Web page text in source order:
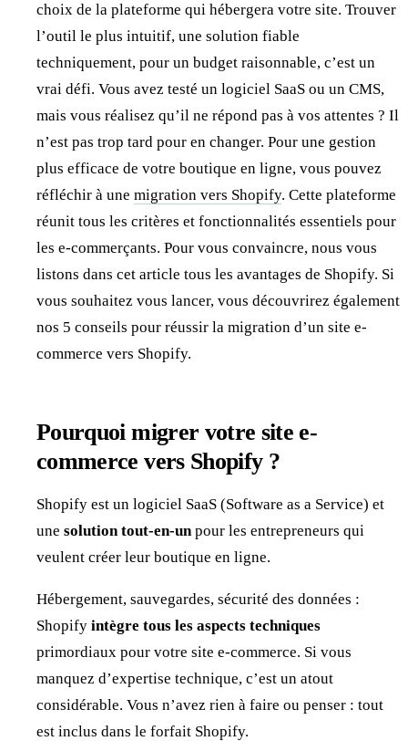
choix de la plateforme qui hébergera votre site. Trouver
l’outil le plus intuitif, une solution fiable
techniquement, pour un budget raisonnable, c’est un
vrai défi. Vous avez testé un logiciel SaaS ou un CMS,
mais vous réalisez qu’il ne répond pas à vos attentes ? Il
n’est pas trop tard pour en changer. Pour une gestion
plus efficace de votre boutique en ligne, vous pouvez
réfléchir à une migration vers Shopify. Cette plateforme
réunit tous les critères et fonctionnalités essentiels pour
les e-commerçants. Pour vous convaincre, nous vous
listons dans cet article tous les avantages de Shopify. Si
vous souhaitez vous lancer, vous découvrirez également
nos 5 conseils pour réussir la migration d’un site e-
commerce vers Shopify.
Pourquoi migrer votre site e-
commerce vers Shopify ?
Shopify est un logiciel SaaS (Software as a Service) et
une solution tout-en-unpour les entrepreneurs qui
veulent créer leur boutique en ligne.
Hébergement, sauvegardes, sécurité des données :
Shopify intègre tous les aspects techniques
primordiaux pour votre site e-commerce. Si vous
manquez d’expertise technique, c’est un atout
considérable. Vous n’avez rien à faire ou penser : tout
est inclus dans le forfait Shopify.